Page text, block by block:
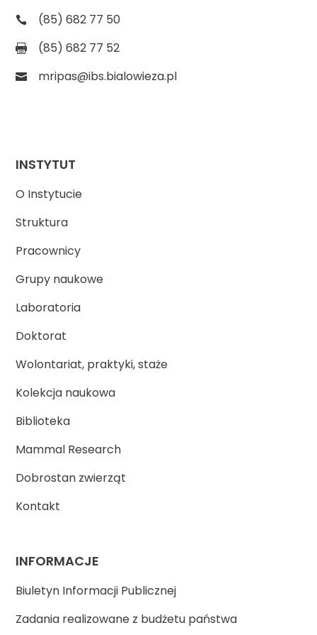
(85) 682 77 50
(85) 682 77 52
mripas@ibs.bialowieza.pl
INSTYTUT
O Instytucie
Struktura
Pracownicy
Grupy naukowe
Laboratoria
Doktorat
Wolontariat, praktyki, staże
Kolekcja naukowa
Biblioteka
Mammal Research
Dobrostan zwierząt
Kontakt
INFORMACJE
Biuletyn Informacji Publicznej
Zadania realizowane z budżetu państwa